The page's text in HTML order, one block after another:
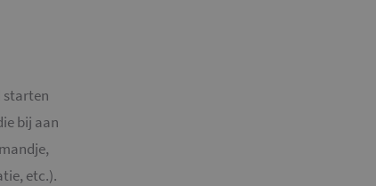
starten
bij aan
etc.).